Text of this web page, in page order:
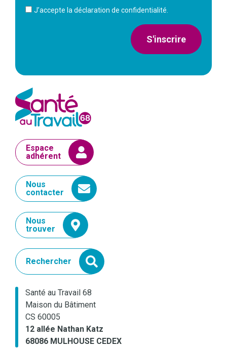
J’accepte la déclaration de confidentialité.
S'inscrire
Espace
adhérent
Nous
contacter
Nous
trouver
Rechercher
Santé au Travail 68
Maison du Bâtiment
CS 60005
12 allée Nathan Katz
68086 MULHOUSE CEDEX